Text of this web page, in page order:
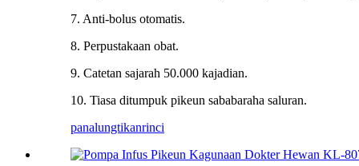
7. Anti-bolus otomatis.
8. Perpustakaan obat.
9. Catetan sajarah 50.000 kajadian.
10. Tiasa ditumpuk pikeun sababaraha saluran.
panalungtikanrinci